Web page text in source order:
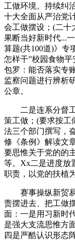
工做环境。持续纠
十大全面从严治党
会工做摆设；(二十
果断当好新时代...
算题(共100道)》专
怎样干”校园食物
包罗：能否落实专
监察问题进行辨析
公章。
二是连系分督工
策工做；(要求按工
法三个部门撰写，
修《条例》解读文
要思惟关于党的的
等。Xx二是进度放
职责，以党的扶植
赛事操纵新贸易
责摆进去、把工做
面：一是用习新时
是强大支流思惟方
四是严酷认识形态